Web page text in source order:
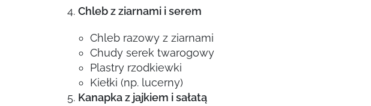
Chleb z ziarnami i serem
Chleb razowy z ziarnami
Chudy serek twarogowy
Plastry rzodkiewki
Kiełki (np. lucerny)
Kanapka z jajkiem i sałatą